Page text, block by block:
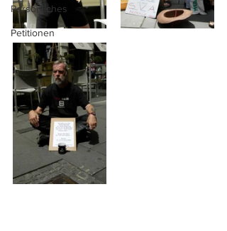
Persönliches
Petitionen